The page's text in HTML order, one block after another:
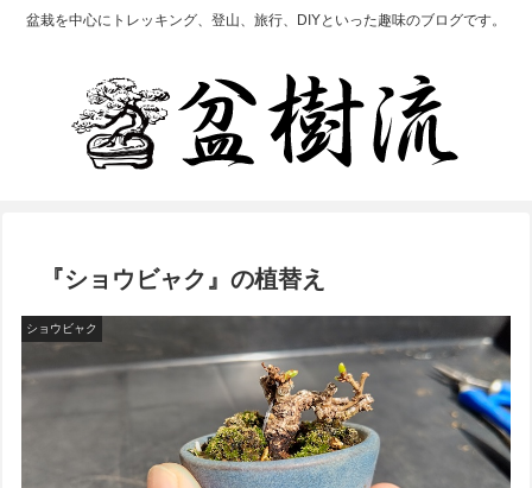
盆栽を中心にトレッキング、登山、旅行、DIYといった趣味のブログです。
『ショウビャク』の植替え
ショウビャク